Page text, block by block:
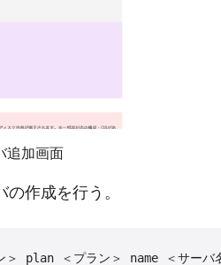
追加画面
作成を行う。